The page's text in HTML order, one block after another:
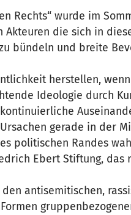
Rechts“ wurde im
Akteuren die sich in
bündeln und breite
herstellen,
Ideologie durch
gerade in der
politischen Randes
Ebert Stiftung, das
antisemitischen,